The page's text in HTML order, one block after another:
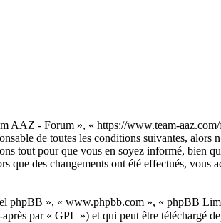
AAZ - Forum », « https://www.team-
de toutes les conditions suivantes, alors
tout pour que vous en soyez informé, bien
des changements ont été effectués, vous
phpBB », « www.phpbb.com », « phpBB
par « GPL ») et qui peut être téléchargé